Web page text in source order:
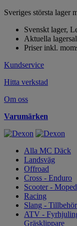
Sveriges största lager
Svenskt lager,
Aktuella
Priser inkl.
Kundservice
Hitta verkstad
Om oss
Varumärken
Alla MC Däck
Landsväg
Offroad
Cross - Enduro
Scooter - Moped
Racing
Slang - Tillbehör
ATV -
Gräsklippare